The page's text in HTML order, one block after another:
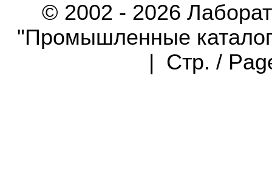
© 2002 - 2026
"Промышленные
| Стр. /